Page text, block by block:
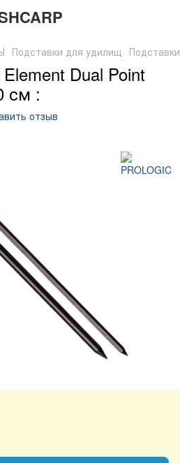
Подставки для удилищ
Dual Point
см :
отзыв